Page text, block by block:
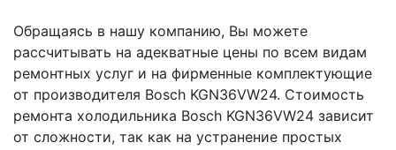
Обращаясь в нашу компанию, Вы можете
рассчитывать на адекватные цены по всем видам
ремонтных услуг и на фирменные комплектующие
от производителя Bosch KGN36VW24. Стоимость
ремонта холодильника Bosch KGN36VW24 зависит
от сложности, так как на устранение простых